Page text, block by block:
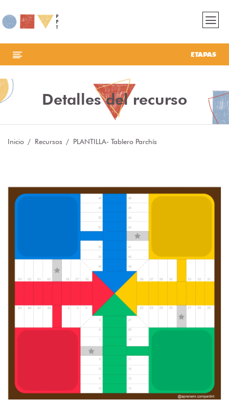
ETAPAS
Detalles del recurso
Inicio Recursos PLANTILLA- Tablero Parchís